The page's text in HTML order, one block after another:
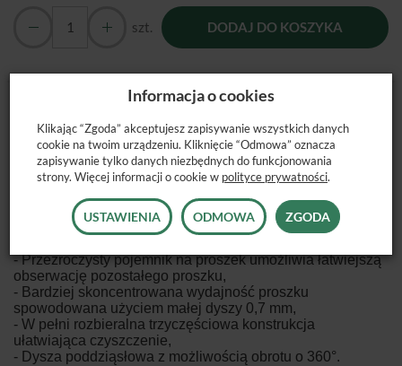
szt. DODAJ DO KOSZYKA
na rękaw turbinowy to nowoczesne
powietrze do precyzyjnego polerowania i oczyszczania
powierzchni zęba. Jest to narzędzie, które stało się
powszechnie stosowane w nowej erze kontroli biofilmu,
oferując wydajność i komfort zarówno dla lekarza, jak i
- Przezroczysty pojemnik na proszek umożliwia łatwiejszą
obserwację pozostałego proszku,
- Bardziej skoncentrowana wydajność proszku
spowodowana użyciem małej dyszy 0,7 mm,
- W pełni rozbieralna trzyczęściowa konstrukcja
ułatwiająca czyszczenie,
- Dysza poddziąsłowa z możliwością obrotu o 360°.
Informacja o cookies
Klikając “Zgoda” akceptujesz zapisywanie wszystkich danych
cookie na twoim urządzeniu. Kliknięcie “Odmowa” oznacza
zapisywanie tylko danych niezbędnych do funkcjonowania
strony. Więcej informacji o cookie w polityce prywatności.
USTAWIENIA ODMOWA ZGODA